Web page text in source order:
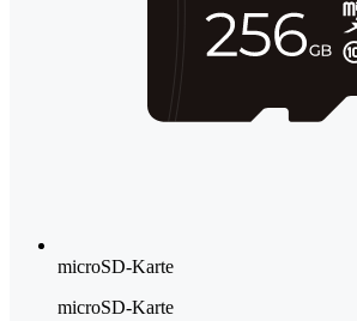
microSD-Karte
microSD-Karte